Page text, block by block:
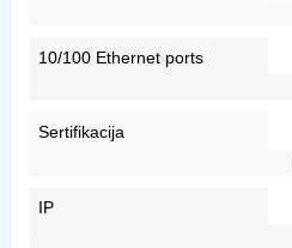
10/100 Ethernet ports
Sertifikacija
IP